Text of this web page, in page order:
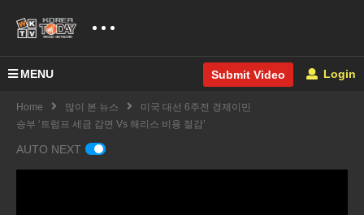
MENU Submit Video Login
Home 많이 본 뉴스
미국 대선 6주전 경제이민
승부 ‘트럼프 세금 감면 Vs 해리스 비용 절감’
AUTO NEXT